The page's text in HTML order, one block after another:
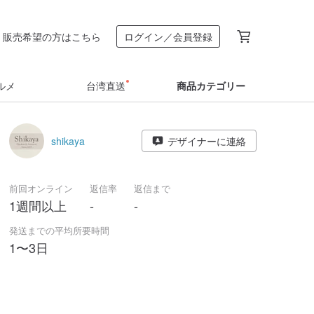
販売希望の方はこちら ログイン／会員登録
メ 台湾直送 商品カテゴリー
shikaya デザイナーに連絡
前回オンライン
1週間以上
返信率
-
返信まで
-
発送までの平均所要時間
1〜3日